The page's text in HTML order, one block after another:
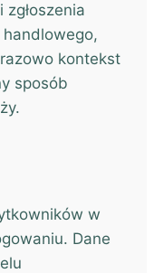
zgłoszenia
kontekst
sposób
w
Dane